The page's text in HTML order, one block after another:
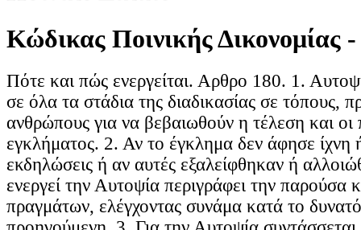
Κώδικας Ποινικής Δικονομίας
Πότε και πώς ενεργείται. Αρθρο 180. 1.
σε όλα τα στάδια της διαδικασίας σε τόπους,
ανθρώπους για να βεβαιωθούν η τέλεση και οι
εγκλήματος. 2. Αν το έγκλημα δεν άφησε ίχνη
εκδηλώσεις ή αν αυτές εξαλείφθηκαν ή
ενεργεί την Αυτοψία περιγράφει την παρούσα
πραγμάτων, ελέγχοντας συνάμα κατά το